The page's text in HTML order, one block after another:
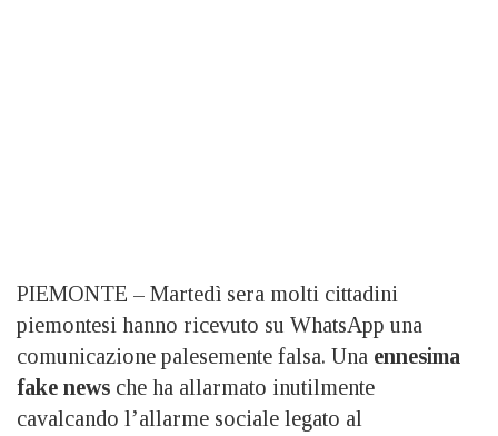
PIEMONTE – Martedì sera molti cittadini
piemontesi hanno ricevuto su WhatsApp una
comunicazione palesemente falsa. Una ennesima
fake news che ha allarmato inutilmente
cavalcando l’allarme sociale legato al